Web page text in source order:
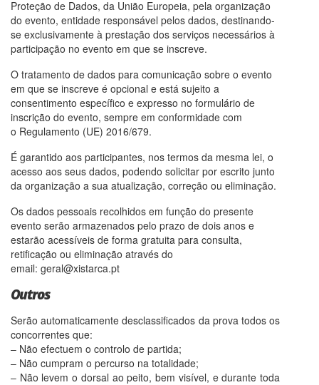
Proteção de Dados, da União Europeia, pela organização
do evento, entidade responsável pelos dados, destinando-
se exclusivamente à prestação dos serviços necessários à
participação no evento em que se inscreve.
O tratamento de dados para comunicação sobre o evento
em que se inscreve é opcional e está sujeito a
consentimento específico e expresso no formulário de
inscrição do evento, sempre em conformidade com
o Regulamento (UE) 2016/679.
É garantido aos participantes, nos termos da mesma lei, o
acesso aos seus dados, podendo solicitar por escrito junto
da organização a sua atualização, correção ou eliminação.
Os dados pessoais recolhidos em função do presente
evento serão armazenados pelo prazo de dois anos e
estarão acessíveis de forma gratuita para consulta,
retificação ou eliminação através do
email: geral@xistarca.pt
Outros
Serão automaticamente desclassificados da prova todos os
concorrentes que:
– Não efectuem o controlo de partida;
– Não cumpram o percurso na totalidade;
– Não levem o dorsal ao peito, bem visível, e durante toda